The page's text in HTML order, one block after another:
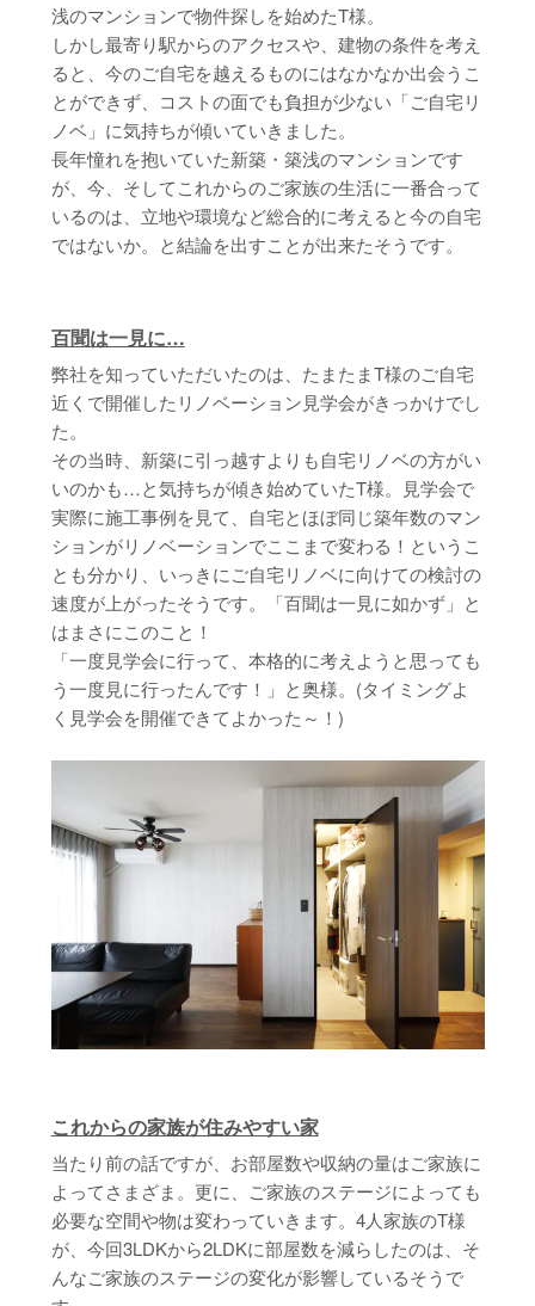
浅のマンションで物件探しを始めたT様。
しかし最寄り駅からのアクセスや、建物の条件を考え
ると、今のご自宅を越えるものにはなかなか出会うこ
とができず、コストの面でも負担が少ない「ご自宅リ
ノベ」に気持ちが傾いていきました。
長年憧れを抱いていた新築・築浅のマンションです
が、今、そしてこれからのご家族の生活に一番合って
いるのは、立地や環境など総合的に考えると今の自宅
ではないか。と結論を出すことが出来たそうです。
百聞は一見に…
弊社を知っていただいたのは、たまたまT様のご自宅
近くで開催したリノベーション見学会がきっかけでし
た。
その当時、新築に引っ越すよりも自宅リノベの方がい
いのかも…と気持ちが傾き始めていたT様。見学会で
実際に施工事例を見て、自宅とほぼ同じ築年数のマン
ションがリノベーションでここまで変わる！というこ
とも分かり、いっきにご自宅リノベに向けての検討の
速度が上がったそうです。「百聞は一見に如かず」と
はまさにこのこと！
「一度見学会に行って、本格的に考えようと思っても
う一度見に行ったんです！」と奥様。(タイミングよ
く見学会を開催できてよかった～！)
これからの家族が住みやすい家
当たり前の話ですが、お部屋数や収納の量はご家族に
よってさまざま。更に、ご家族のステージによっても
必要な空間や物は変わっていきます。4人家族のT様
が、今回3LDKから2LDKに部屋数を減らしたのは、そ
んなご家族のステージの変化が影響しているそうで